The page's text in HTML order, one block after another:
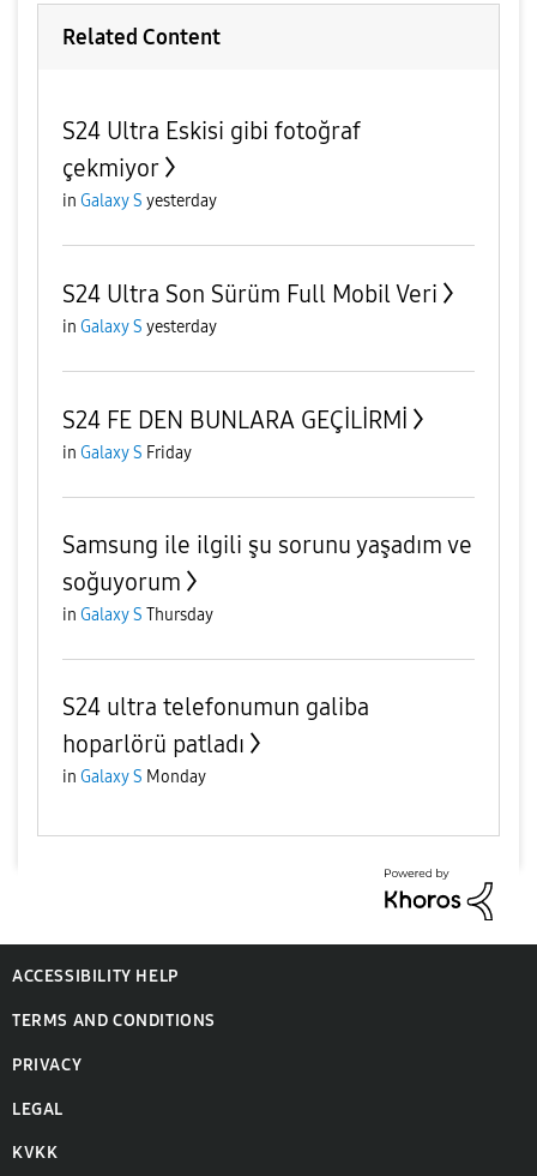
Related Content
S24 Ultra Eskisi gibi fotoğraf
çekmiyor
in Galaxy S yesterday
S24 Ultra Son Sürüm Full Mobil Veri
in Galaxy S yesterday
S24 FE DEN BUNLARA GEÇİLİRMİ
in Galaxy S Friday
Samsung ile ilgili şu sorunu yaşadım ve
soğuyorum
in Galaxy S Thursday
S24 ultra telefonumun galiba
hoparlörü patladı
in Galaxy S Monday
ACCESSIBILITY HELP
TERMS AND CONDITIONS
PRIVACY
LEGAL
KVKK